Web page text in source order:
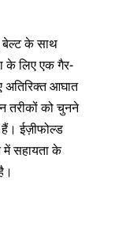
बेल्ट के साथ
के लिए एक गैर-
अतिरिक्त आघात
तरीकों को चुनने
ईज़ीफोल्ड
में सहायता के